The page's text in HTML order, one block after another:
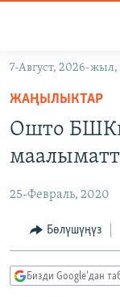
Навигацияга
өтүңүз
Издөөгө
салыңыз
ЭКОНОМИКА
МАДАНИЯТ
БОРБОР АЗИЯ
АТАЙЫН
ТВ
ЭКСПЕРТТЕР
ӨЗГӨЧӨ ПИКИР
7-Август, 2026-
ЖАҢЫЛЫКТАР
Ошто
25-Февраль, 2020
Бөлүшүңүз
Бизди Google'дан